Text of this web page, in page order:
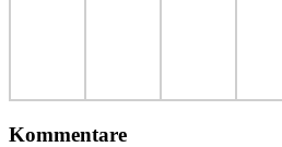
Kommentare